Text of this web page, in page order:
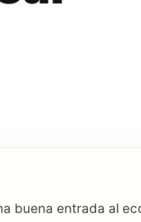
buena entrada al